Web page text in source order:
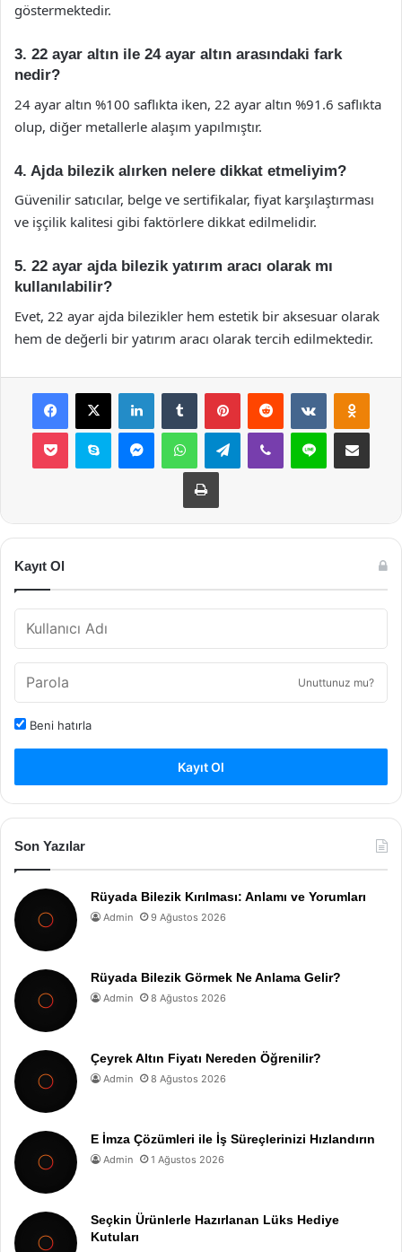
göstermektedir.
3. 22 ayar altın ile 24 ayar altın arasındaki fark
nedir?
24 ayar altın %100 saflıkta iken, 22 ayar altın %91.6 saflıkta
olup, diğer metallerle alaşım yapılmıştır.
4. Ajda bilezik alırken nelere dikkat etmeliyim?
Güvenilir satıcılar, belge ve sertifikalar, fiyat karşılaştırması
ve işçilik kalitesi gibi faktörlere dikkat edilmelidir.
5. 22 ayar ajda bilezik yatırım aracı olarak mı
kullanılabilir?
Evet, 22 ayar ajda bilezikler hem estetik bir aksesuar olarak
hem de değerli bir yatırım aracı olarak tercih edilmektedir.
Facebook
X LinkedInTumblr PinterestReddit VKontakte
Pocket Skype MessengerWhatsAppTelegramViber Line E-Posta ile
Yazdır
Kayıt Ol
Unuttunuz mu?
Beni hatırla
Kayıt Ol
Son Yazılar
Rüyada Bilezik Kırılması: Anlamı ve Yorumları
Admin 9 Ağustos 2026
Rüyada Bilezik Görmek Ne Anlama Gelir?
Admin 8 Ağustos 2026
Çeyrek Altın Fiyatı Nereden Öğrenilir?
Admin 8 Ağustos 2026
E İmza Çözümleri ile İş Süreçlerinizi Hızlandırın
Admin 1 Ağustos 2026
Seçkin Ürünlerle Hazırlanan Lüks Hediye
Kutuları